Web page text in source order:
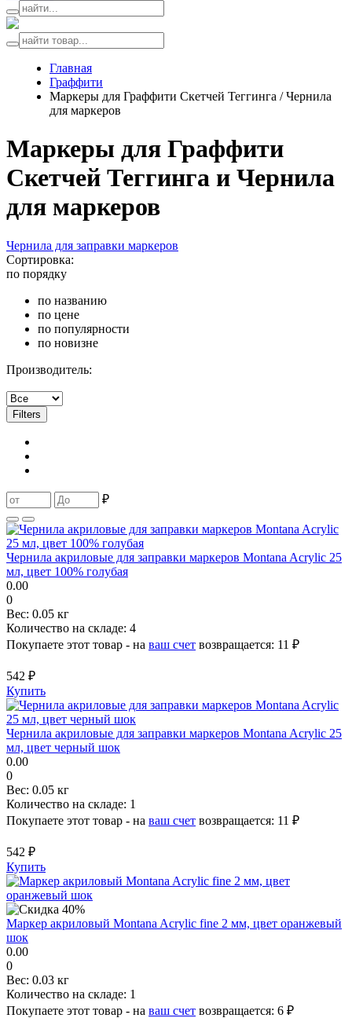
Главная
Граффити
Маркеры для Граффити Скетчей Теггинга / Чернила
для маркеров
Маркеры для Граффити
Скетчей Теггинга и Чернила
для маркеров
Чернила для заправки маркеров
Сортировка:
по порядку
по названию
по цене
по популярности
по новизне
Производитель:
Filters
₽
Чернила акриловые для заправки маркеров Montana Acrylic 25
мл, цвет 100% голубая
0.00
0
Вес: 0.05 кг
Количество на складе: 4
Покупаете этот товар - на ваш счет возвращается: 11 ₽
542 ₽
Купить
Чернила акриловые для заправки маркеров Montana Acrylic 25
мл, цвет черный шок
0.00
0
Вес: 0.05 кг
Количество на складе: 1
Покупаете этот товар - на ваш счет возвращается: 11 ₽
542 ₽
Купить
Маркер акриловый Montana Acrylic fine 2 мм, цвет оранжевый
шок
0.00
0
Вес: 0.03 кг
Количество на складе: 1
Покупаете этот товар - на ваш счет возвращается: 6 ₽